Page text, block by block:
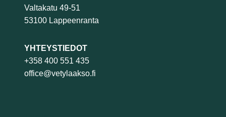
Valtakatu 49-51
53100 Lappeenranta
YHTEYSTIEDOT
+358 400 551 435
office@vetylaakso.fi